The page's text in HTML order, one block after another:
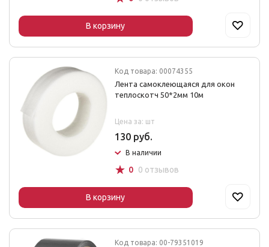
В корзину
Код товара: 00074355
Лента самоклеющаяся для окон
теплоскотч 50*2мм 10м
Цена за: шт
130 руб.
В наличии
☆ 0 0 отзывов
В корзину
Код товара: 00-79351019